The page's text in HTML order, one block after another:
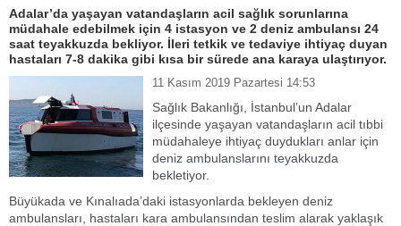
Adalar’da yaşayan vatandaşların acil sağlık sorunlarına
müdahale edebilmek için 4 istasyon ve 2 deniz ambulansı 24
saat teyakkuzda bekliyor. İleri tetkik ve tedaviye ihtiyaç duyan
hastaları 7-8 dakika gibi kısa bir sürede ana karaya ulaştırıyor.
11 Kasım 2019 Pazartesi 14:53
Sağlık Bakanlığı, İstanbul’un Adalar
ilçesinde yaşayan vatandaşların acil tıbbi
müdahaleye ihtiyaç duydukları anlar için
deniz ambulanslarını teyakkuzda
bekletiyor.
Büyükada ve Kınalıada’daki istasyonlarda bekleyen deniz
ambulansları, hastaları kara ambulansından teslim alarak yaklaşık